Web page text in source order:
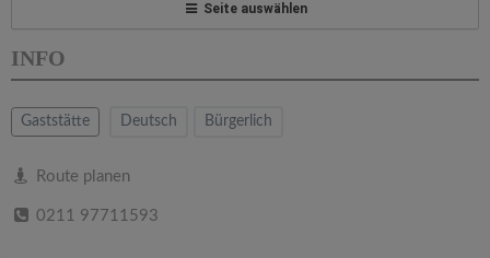
Seite auswählen
INFO
Gaststätte Deutsch Bürgerlich
Route planen
0211 97711593
a
v